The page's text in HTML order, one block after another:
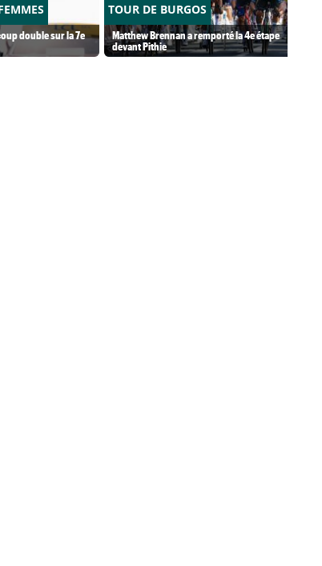
double sur la 7e
TOUR DE BURGOS
Matthew Brennan a remporté la 4e étape
devant Pithie